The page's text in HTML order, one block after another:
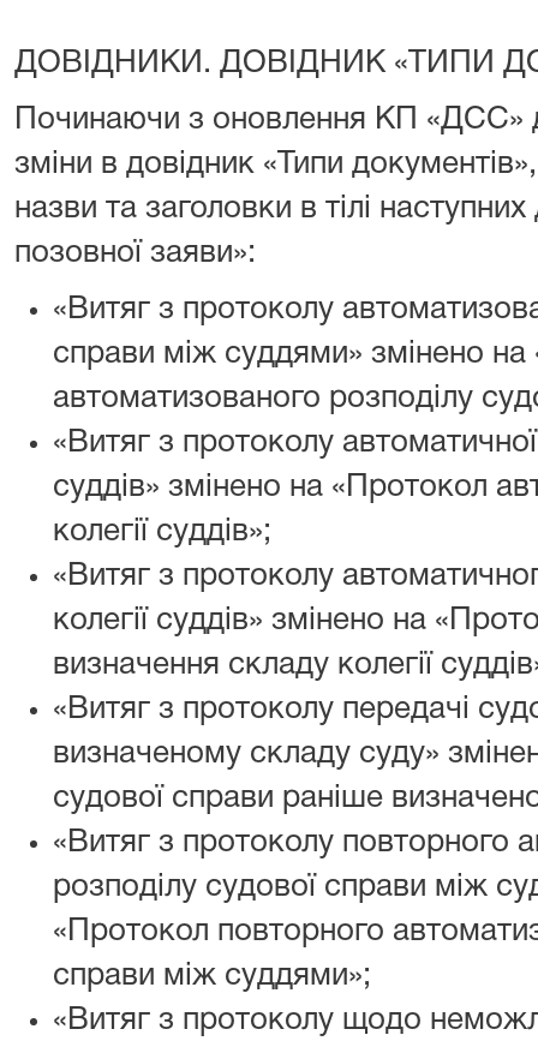
ДОВІДНИКИ. ДОВІДНИК «ТИПИ
Починаючи з оновлення КП «ДСС»
зміни в довідник «Типи
назви та заголовки в тілі
позовної заяви»:
«Витяг з протоколу
справи між суддями» змінено на
автоматизованого розподілу
«Витяг з протоколу автоматичної
суддів» змінено на «Протокол
колегії суддів»;
«Витяг з протоколу
колегії суддів» змінено на
визначення складу колегії
«Витяг з протоколу передачі
визначеному складу суду»
судової справи раніше
«Витяг з протоколу повторного
розподілу судової справи між
«Протокол повторного
справи між суддями»;
«Витяг з протоколу щодо